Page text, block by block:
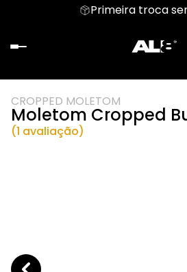
Primeira troca
CROPPED MOLETOM
Moletom Cropped
(1 avaliação)